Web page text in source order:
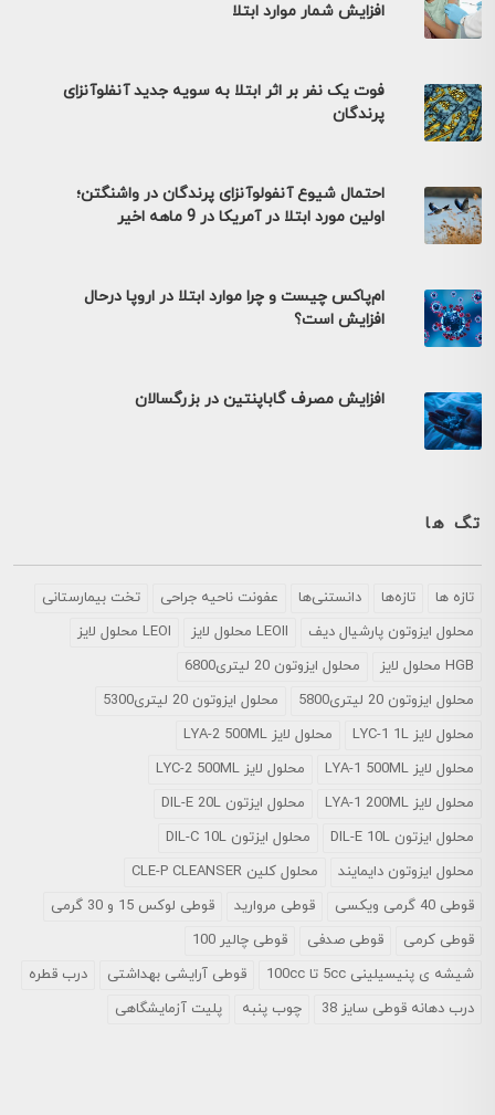
افزایش شمار موارد ابتلا
فوت یک نفر بر اثر ابتلا به سویه جدید آنفلوآنزای
پرندگان
احتمال شیوع آنفولوآنزای پرندگان در واشنگتن؛
اولین مورد ابتلا در آمریکا در 9 ماهه اخیر
ام‌پاکس چیست و چرا موارد ابتلا در اروپا درحال
افزایش است؟
افزایش مصرف گاباپنتین در بزرگسالان
تگ ها
تازه ها تازه‌ها دانستنی‌ها عفونت ناحیه جراحی
تخت بیمارستانی
محلول ايزوتون پارشيال ديف
LEOII محلول لایز
LEOI محلول لایز
HGB محلول لایز
محلول ایزوتون 20 لیتری6800
محلول ایزوتون 20 لیتری5800
محلول ایزوتون 20 لیتری5300
محلول لایز LYC-1 1L
محلول لایز LYA-2 500ML
محلول لایز LYA-1 500ML
محلول لایز LYC-2 500ML
محلول لایز LYA-1 200ML
محلول ایزتون DIL-E 20L
محلول ایزتون DIL-E 10L
محلول ایزتون DIL-C 10L
محلول ایزوتون دایمایند
محلول کلین CLE-P CLEANSER
قوطی 40 گرمی ویکسی
قوطی مروارید
قوطی لوکس 15 و 30 گرمی
قوطی کرمی
قوطی صدفی
قوطی چالیر 100
شیشه ی پنیسیلینی 5cc تا 100cc
قوطی آرایشی بهداشتی
درب قطره
درب دهانه قوطی سایز 38
چوب پنبه پلیت آزمایشگاهی